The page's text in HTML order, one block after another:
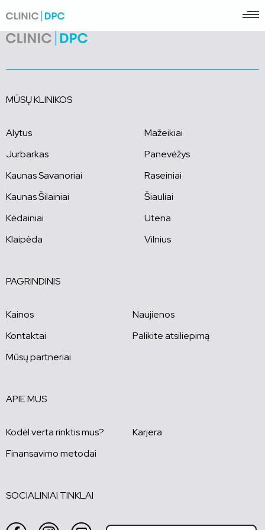
MŪSŲ KLINIKOS
Alytus
Jurbarkas
Kaunas Savanoriai
Kaunas Šilainiai
Kėdainiai
Klaipėda
Mažeikiai
Panevėžys
Raseiniai
Šiauliai
Utena
Vilnius
PAGRINDINIS
Kainos
Naujienos
Kontaktai
Palikite atsiliepimą
Mūsų partneriai
APIE MUS
Kodėl verta rinktis mus?
Karjera
Finansavimo metodai
SOCIALINIAI TINKLAI